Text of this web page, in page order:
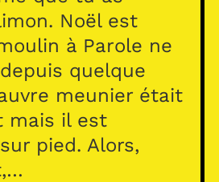
Noël est
à Parole ne
quelque
meunier était
mais il est
pied. Alors,